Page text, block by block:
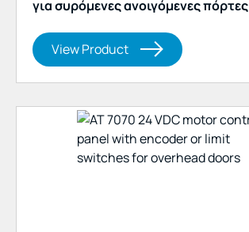
για συρόμενες ανοιγόμενες πόρτες
View Product